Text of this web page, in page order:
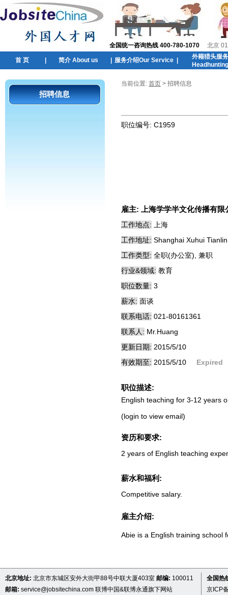
全国统一咨询热线 400-780-1070 北京
首 页 简介 About us 服务介绍Our Service
外籍猎头服
招聘信息
当前位置: 首页 > 招聘信息
职位编号: C1959
雇主: 上海学学半文化传播有限
工作地点:
上海
工作地址: Shanghai Xuhui
工作类型: 全职(办公室), 兼职
行业&领域: 教育
职位数量: 3
薪水: 面谈
联系电话: 021-80161361
联系人: Mr.Huang
更新日期: 2015/5/10
有效期至: 2015/5/10 Expired
职位描述:
English teaching for 3-12 years
(login to view email)
资历和要求:
2 years of English teaching
薪水和福利:
Competitive salary.
雇主介绍:
Abie is a English training school
北京地址: 北京市东城区安外大街甲88号中联大厦403室 邮编: 100011
邮箱: service@jobsitechina.com 联博中国&联博永通旗下网站
全国热
京ICP